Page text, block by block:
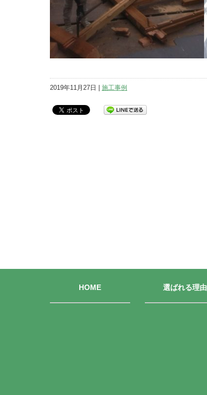
2019年11月27日 | 施工事例
HOME 選ばれる理由